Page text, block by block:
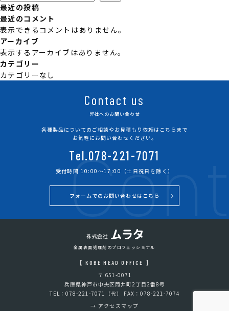
ゲ
ー
シ
ョ
ン
最近の投稿
最近のコメント
表示できるコメントはありません。
アーカイブ
表示するアーカイブはありません。
カテゴリー
カテゴリーなし
Contact us
弊社へのお問い合わせ
各種製品についてのご相談やお見積もり依頼はこちらまで
お気軽にお問い合わせください。
Tel.078-221-7071
受付時間 10:00～17:00（土日祝日を除く）
フォームでのお問い合わせはこちら
金属表面処理剤のプロフェッショナル
【 KOBE HEAD OFFICE 】
〒 651-0071
兵庫県神戸市中央区筒井町2丁目2番8号
TEL：078-221-7071（代） FAX：078-221-7074
→ アクセスマップ